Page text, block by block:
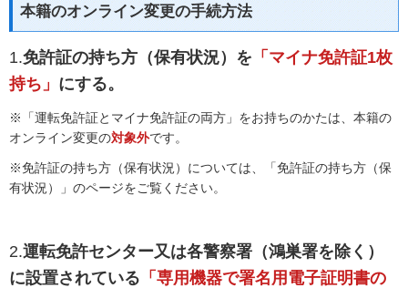
本籍のオンライン変更の手続方法
1.免許証の持ち方（保有状況）を 「マイナ免許証1枚
持ち」 にする。
※「運転免許証とマイナ免許証の両方」をお持ちのかたは、本籍の
オンライン変更の対象外です。
※免許証の持ち方（保有状況）については、「免許証の持ち方（保
有状況）」のページをご覧ください。
2.運転免許センター又は各警察署（鴻巣署を除く）
に設置されている 「専用機器で署名用電子証明書の